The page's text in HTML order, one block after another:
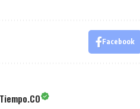
Facebook